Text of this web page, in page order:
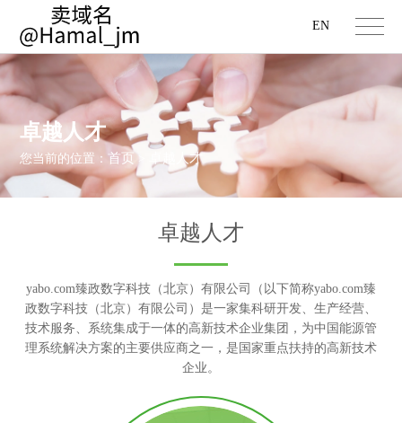
EN
卓越人才
您当前的位置：首页 > 卓越人才
卓越人才
yabo.com臻政数字科技（北京）有限公司（以下简称yabo.com臻
政数字科技（北京）有限公司）是一家集科研开发、生产经营、
技术服务、系统集成于一体的高新技术企业集团，为中国能源管
理系统解决方案的主要供应商之一，是国家重点扶持的高新技术
企业。